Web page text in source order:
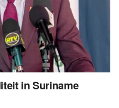
in Suriname